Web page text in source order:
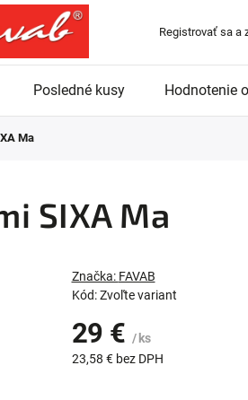
Registrovať sa a
Posledné kusy Hodnotenie
Ma
SIXA Ma
Kód: Zvoľte variant
Značka: FAVAB
29 € / ks
23,58 € bez DPH